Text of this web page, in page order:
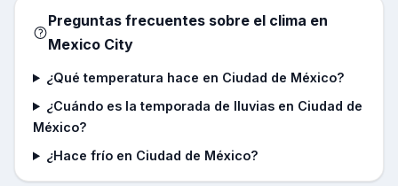
Preguntas frecuentes sobre el clima en
Mexico City
¿Qué temperatura hace en Ciudad de México?
¿Cuándo es la temporada de lluvias en Ciudad de
México?
¿Hace frío en Ciudad de México?